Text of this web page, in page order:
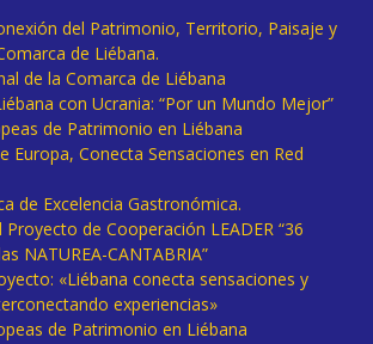
del Patrimonio, Territorio, Paisaje y
de Liébana.
de la Comarca de Liébana
con Ucrania: “Por un Mundo Mejor”
de Patrimonio en Liébana
Europa, Conecta Sensaciones en Red
de Excelencia Gastronómica.
de Cooperación LEADER “36
NATUREA-CANTABRIA”
«Liébana conecta sensaciones y
experiencias»
de Patrimonio en Liébana